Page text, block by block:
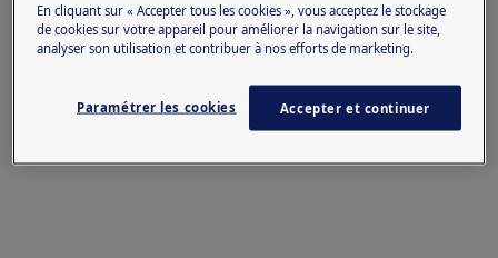
En cliquant sur « Accepter tous les cookies », vous acceptez le stockage
de cookies sur votre appareil pour améliorer la navigation sur le site,
analyser son utilisation et contribuer à nos efforts de marketing.
Paramétrer les cookies Accepter et continuer